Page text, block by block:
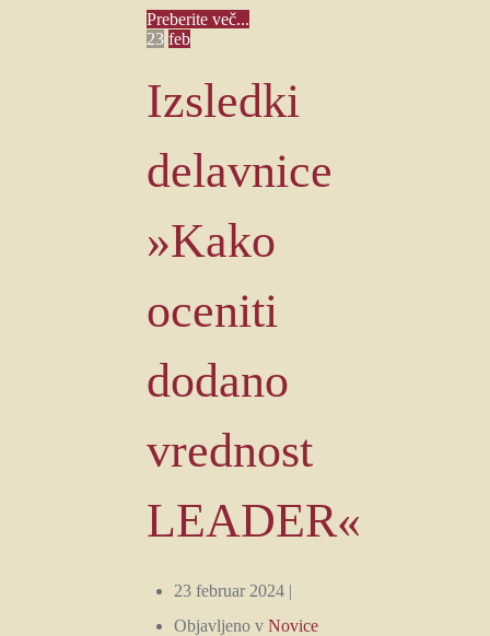
Preberite več...
23 feb
Izsledki
delavnice
»Kako
oceniti
dodano
vrednost
LEADER«
23 februar 2024 |
Objavljeno v Novice